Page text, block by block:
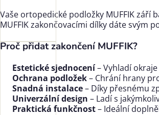
Vaše ortopedické podložky MUFFIK září
MUFFIK zakončovacími dílky dáte
Proč přidat zakončení MUFFIK?
Estetické sjednocení– Vyhladí
Ochrana podložek– Chrání hrany
Snadná instalace– Díky přesnému
Univerzální design – Ladí s
Praktická funkčnost– Ideální